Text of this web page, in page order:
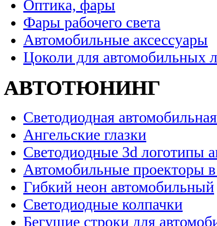
Оптика, фары
Фары рабочего света
Автомобильные аксессуары
Цоколи для автомобильных
АВТОТЮНИНГ
Светодиодная
Ангельские глазки
Светодиодные 3d логотипы
Автомобильные проекторы
Гибкий неон автомобильный
Светодиодные колпачки
Бегущие строки для